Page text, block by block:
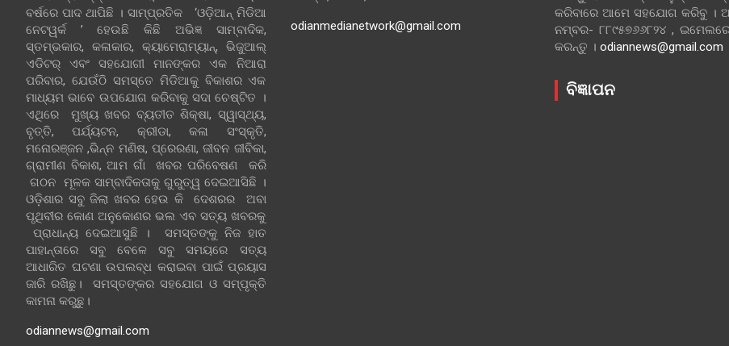
ବର୍ଷରେ ପାଦ ଥାପିଛି । ସାମ୍ପ୍ରତିକ ‘ଓଡ଼ିଆନ୍‍ ମିଡିଆ
ନେଟୱର୍କ ’ ହେଉଛି କିଛି ଅଭିଜ୍ଞ ସାମ୍ବାଦିକ,
ସ୍ତମ୍ଭକାର, କଳାକାର, କ୍ୟାମେରାମ୍ୟାନ୍, ଭିଜୁଆଲ୍
ଏଡିଟର୍ ଏବଂ ସହଯୋଗୀ ମାନଙ୍କର ଏକ ନିଆରା
ପରିବାର, ଯେଉଁଠି ସମସ୍ତେ ମିଡିଆକୁ ବିକାଶର ଏକ
ମାଧ୍ୟମ ଭାବେ ଉପଯୋଗ କରିବାକୁ ସଦା ଚେଷ୍ଟିତ ।
ଏଥିରେ ମୁଖ୍ୟ ଖବର ବ୍ୟତୀତ ଶିକ୍ଷା, ସ୍ୱାସ୍ଥ୍ୟ,
ବୃତ୍ତି, ପର୍ଯ୍ୟଟନ, କ୍ରୀଡା, କଳା ସଂସ୍କୃତି,
ମନୋରଞ୍ଜନ ,ଭିନ୍ନ ମଣିଷ, ପ୍ରେରଣା, ଜୀବନ ଜୀବିକା,
ଗ୍ରାମୀଣ ବିକାଶ, ଆମ ଗାଁ ଖବର ପରିବେଷଣ କରି
ଗଠନ ମୂଳକ ସାମ୍ବାଦିକତାକୁ ଗୁରୁତ୍ୱ ଦେଇଆସିଛି ।
ଓଡ଼ିଶାର ସବୁ ଜିଲା ଖବର ହେଉ କି ଦେଶରର ଅବା
ପୃଥିବୀର କୋଣ ଅନୁକୋଣର ଭଲ ଏବ ସତ୍ୟ ଖବରକୁ
ପ୍ରାଧାନ୍ୟ ଦେଇଆସୁଛି । ସମସ୍ତଙ୍କୁ ନିଜ ହାତ
ପାହାନ୍ତାରେ ସବୁ ବେଳେ ସବୁ ସମୟରେ ସତ୍ୟ
ଆଧାରିତ ଘଟଣା ଉପଲବ୍ଧ କରାଇବା ପାଇଁ ପ୍ରୟାସ
ଜାରି ରଖିଛୁ। ସମସ୍ତଙ୍କର ସହଯୋଗ ଓ ସମ୍ପୃକ୍ତି
କାମନା କରୁଛୁ।
odiannews@gmail.com
odianmedianetwork@gmail.com
କରିବାରେ ଆମେ ସହଯୋଗ କରିବୁ ।
ନମ୍ବର- ୮୮୯୫୭୬୬୮୨୪ ,
କରନ୍ତୁ । odiannews@gmail.com
ବିଜ୍ଞାପନ